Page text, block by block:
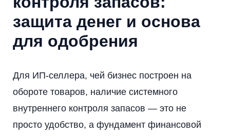
защита денег и основа
для одобрения
Для ИП-селлера, чей бизнес построен на
обороте товаров, наличие системного
внутреннего контроля запасов — это не
просто удобство, а фундамент финансовой